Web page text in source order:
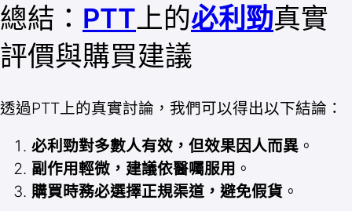
總結： PTT上的必利勁真實
評價與購買建議
透過PTT上的真實討論，我們可以得出以下結論：
必利勁對多數人有效，但效果因人而異 。
副作用輕微，建議依醫囑服用 。
購買時務必選擇正規渠道，避免假貨 。